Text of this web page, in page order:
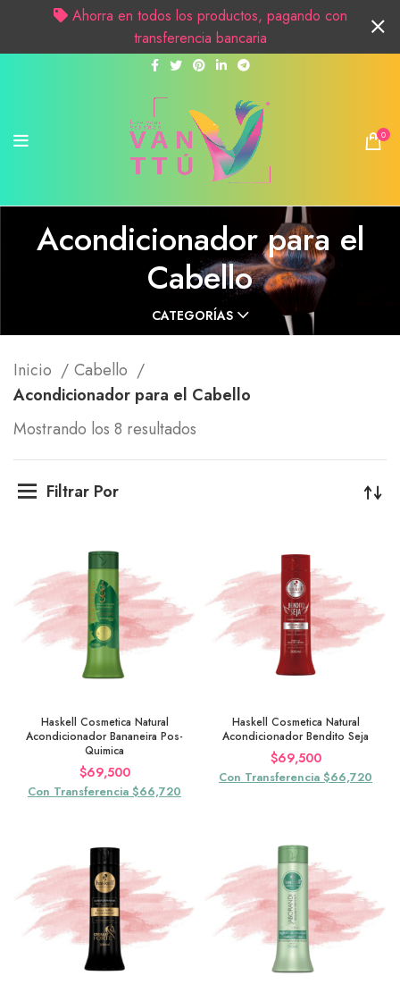
0
Acondicionador para el
Cabello
CATEGORÍAS
Inicio
Cabello
Acondicionador para el Cabello
Mostrando los 8 resultados
Filtrar Por
Haskell Cosmetica Natural
Acondicionador Bananeira Pos-
Quimica
$69,500
Con Transferencia $66,720
Haskell Cosmetica Natural
Acondicionador Bendito Seja
$69,500
Con Transferencia $66,720
Ahorra en todos los productos, pagando con
transferencia bancaria